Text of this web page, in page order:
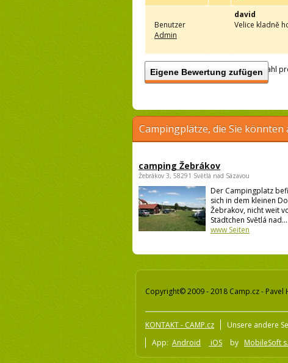
Benutzer
Admin
david
Velice kladně
Eigene Bewertung zufügenAnzahl
Campingplätze, die Sie
camping Žebrákov
Žebrákov 3, 58291 Světlá nad Sázavou
Der Campingplatz
sich in dem kleinen
Žebrakov, nicht weit
Städtchen Světlá nad...
www Seiten
Copyright© 2009 - 2018 Camp.cz - Pavel
KONTAKT - CAMP.cz Unsere andere
App: Android iOS by MobileSoft